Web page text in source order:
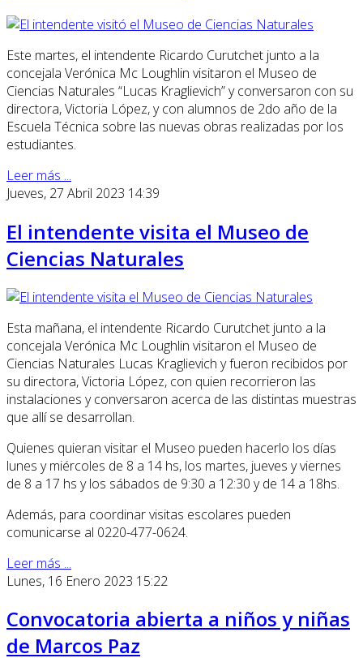
Este martes, el intendente Ricardo Curutchet junto a la
concejala Verónica Mc Loughlin visitaron el Museo de
Ciencias Naturales “Lucas Kraglievich” y conversaron con su
directora, Victoria López, y con alumnos de 2do año de la
Escuela Técnica sobre las nuevas obras realizadas por los
estudiantes.
Leer más ...
Jueves, 27 Abril 2023 14:39
El intendente visita el Museo de
Ciencias Naturales
Esta mañana, el intendente Ricardo Curutchet junto a la
concejala Verónica Mc Loughlin visitaron el Museo de
Ciencias Naturales Lucas Kraglievich y fueron recibidos por
su directora, Victoria López, con quien recorrieron las
instalaciones y conversaron acerca de las distintas muestras
que allí se desarrollan.
Quienes quieran visitar el Museo pueden hacerlo los días
lunes y miércoles de 8 a 14 hs, los martes, jueves y viernes
de 8 a 17 hs y los sábados de 9:30 a 12:30 y de 14 a 18hs.
Además, para coordinar visitas escolares pueden
comunicarse al 0220-477-0624.
Leer más ...
Lunes, 16 Enero 2023 15:22
Convocatoria abierta a niños y niñas
de Marcos Paz